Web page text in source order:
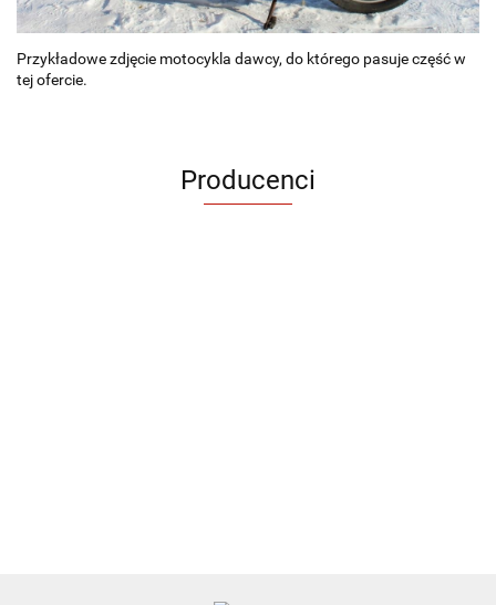
Przykładowe zdjęcie motocykla dawcy, do którego pasuje część w
tej ofercie.
Producenci